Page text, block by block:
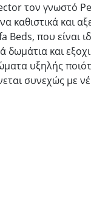
τον γνωστό
καθιστικά και
που είναι
δωμάτια και
υξηλής
συνεχώς με